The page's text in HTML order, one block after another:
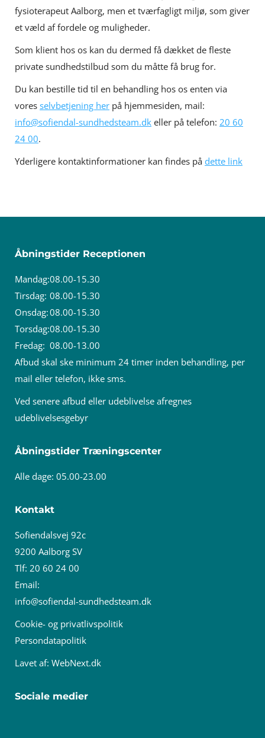
fysioterapeut Aalborg, men et tværfagligt miljø, som giver
et væld af fordele og muligheder.
Som klient hos os kan du dermed få dækket de fleste
private sundhedstilbud som du måtte få brug for.
Du kan bestille tid til en behandling hos os enten via
vores selvbetjening her på hjemmesiden, mail:
info@sofiendal-sundhedsteam.dk eller på telefon: 20 60
24 00.
Yderligere kontaktinformationer kan findes på dette link
Åbningstider Receptionen
Mandag:08.00-15.30
Tirsdag: 08.00-15.30
Onsdag:08.00-15.30
Torsdag:08.00-15.30
Fredag: 08.00-13.00
Afbud skal ske minimum 24 timer inden behandling, per
mail eller telefon, ikke sms.
Ved senere afbud eller udeblivelse afregnes
udeblivelsesgebyr
Åbningstider Træningscenter
Alle dage: 05.00-23.00
Kontakt
Sofiendalsvej 92c
9200 Aalborg SV
Tlf: 20 60 24 00
Email:
info@sofiendal-sundhedsteam.dk
Cookie- og privatlivspolitik
Persondatapolitik
Lavet af: WebNext.dk
Sociale medier